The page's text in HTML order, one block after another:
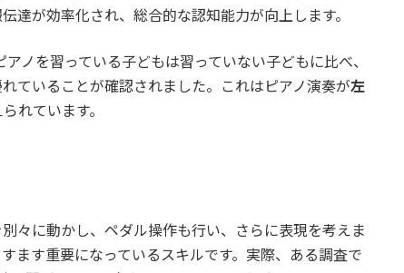
達が効率化され、総合的な認知能力が向上します。
ノを習っている子どもは習っていない子どもに比べ、
ていることが確認されました。これはピアノ演奏が左
れています。
々に動かし、ペダル操作も行い、さらに表現を考えま
ます重要になっているスキルです。実際、ある調査で